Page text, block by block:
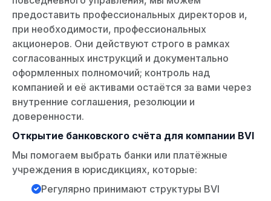
предоставить профессиональных директоров и,
при необходимости, профессиональных
акционеров. Они действуют строго в рамках
согласованных инструкций и документально
оформленных полномочий; контроль над
компанией и её активами остаётся за вами через
внутренние соглашения, резолюции и
доверенности.
Открытие банковского счёта для компании BVI
Мы помогаем выбрать банки или платёжные
учреждения в юрисдикциях, которые:
Регулярно принимают структуры BVI